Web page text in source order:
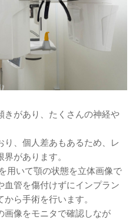
きがあり、たくさんの神経や
り、個人差あもあるため、レ
があります。
用いて顎の状態を立体画像で
血管を傷付けずにインプラン
から手術を行います。
画像をモニタで確認しなが